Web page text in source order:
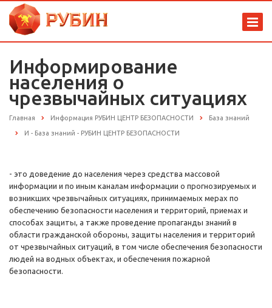
Информирование
населения о
чрезвычайных ситуациях
Главная Информация РУБИН ЦЕНТР БЕЗОПАСНОСТИ База знаний
И - База знаний - РУБИН ЦЕНТР БЕЗОПАСНОСТИ
- это доведение до населения через средства массовой
информации и по иным каналам информации о прогнозируемых и
возникших чрезвычайных ситуациях, принимаемых мерах по
обеспечению безопасности населения и территорий, приемах и
способах защиты, а также проведение пропаганды знаний в
области гражданской обороны, защиты населения и территорий
от чрезвычайных ситуаций, в том числе обеспечения безопасности
людей на водных объектах, и обеспечения пожарной
безопасности.